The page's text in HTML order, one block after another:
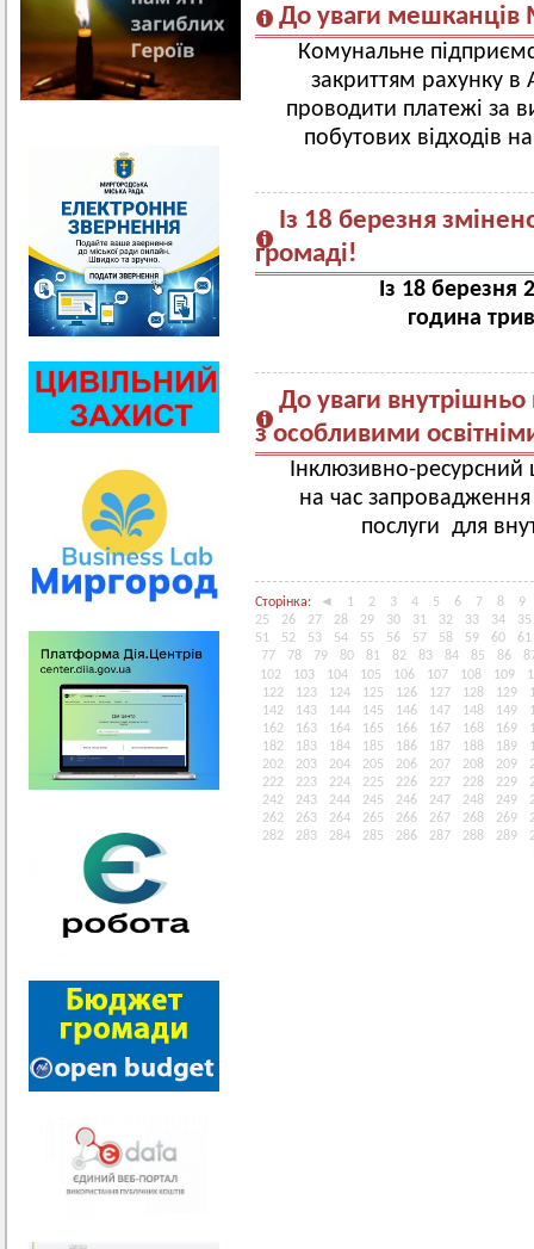
До уваги мешканців
Комунальне
закриттям рахунку
проводити платежі за
побутових відходів
Із 18 березня
громаді!
Із 18
година
До уваги внутрішньо
з особливими
Інклюзивно-ресурсний
на час запровадження
послуги для
Сторінка: ◄ 1 2 3 4 5 6 7 8
9
25
26 27 28 29 30 31 32 33 34
35
51
52 53 54 55 56 57 58 59 60
61
77
78 79 80 81 82 83 84 85 86
102
103 104 105 106 107 108 109
122
123 124 125 126 127 128 129
142
143 144 145 146 147 148 149
162
163 164 165 166 167 168 169
182
183 184 185 186 187 188 189
202
203 204 205 206 207 208 209
222
223 224 225 226 227 228 229
242
243 244 245 246 247 248 249
262
263 264 265 266 267 268 269
282
283 284 285 286 287 288 289